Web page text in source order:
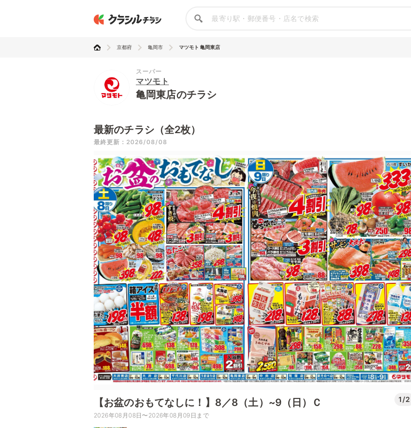
京都府 亀岡市 マツモト 亀岡東店
スーパー
マツモト
亀岡東店のチラシ
最新のチラシ（全2枚）
最終更新：2026/08/08
【お盆のおもてなしに！】8／8（土）~9（日）Ｃ 1/2
2026年08月08日〜2026年08月09日まで